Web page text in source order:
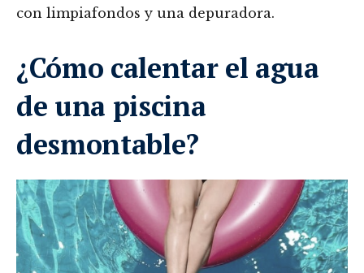
con limpiafondos y una depuradora.
¿Cómo calentar el agua
de una piscina
desmontable?